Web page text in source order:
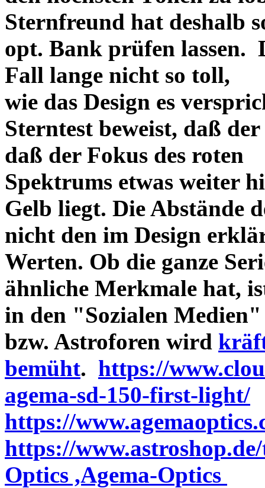
Sternfreund hat deshalb
opt. Bank prüfen lassen.
Fall lange nicht so toll,
wie das Design es
Sterntest beweist, daß
daß der Fokus des roten
Spektrums etwas weiter
Gelb liegt. Die Abstände
nicht den im Design
Werten. Ob die ganze
ähnliche Merkmale hat,
in den "Sozialen Medien"
bzw. Astroforen wird
bemüht. https://
agema-sd-150-first-light/
https://
https://
Optics ,Agema-Optics